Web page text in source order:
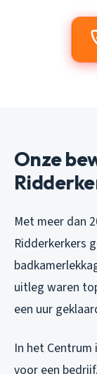
Onze
Met meer dan
Ridderkerkers
uitleg waren
een uur
In het Centrum
voor een